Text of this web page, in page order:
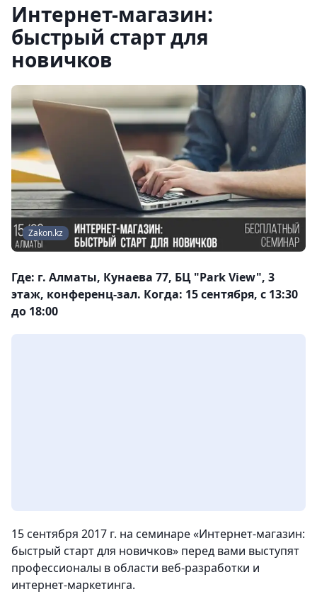
Интернет-магазин:
быстрый старт для
новичков
Zakon.kz
Где: г. Алматы, Кунаева 77, БЦ "Park View", 3
этаж, конференц-зал. Когда: 15 сентября, с 13:30
до 18:00
15 сентября 2017 г. на семинаре «Интернет-магазин:
быстрый старт для новичков» перед вами выступят
профессионалы в области веб-разработки и
интернет-маркетинга.